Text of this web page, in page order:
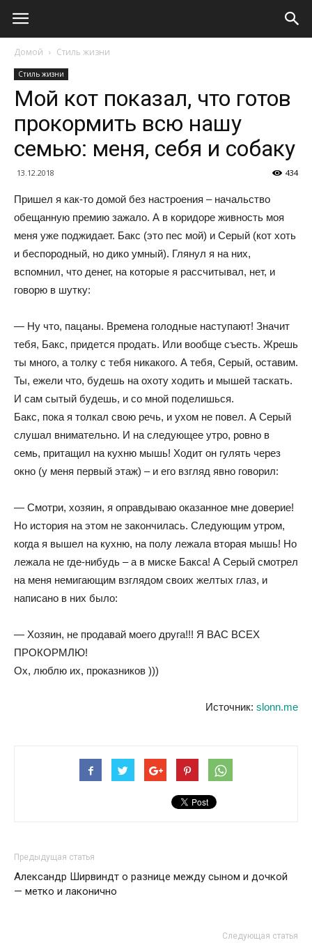
Домой Стиль жизни
Стиль жизни
Мой кот показал, что готов
прокормить всю нашу
семью: меня, себя и собаку
13.12.2018 434
Пришел я как-то домой без настроения – начальство
обещанную премию зажало. А в коридоре живность моя
меня уже поджидает. Бакс (это пес мой) и Серый (кот хоть
и беспородный, но дико умный). Глянул я на них,
вспомнил, что денег, на которые я рассчитывал, нет, и
говорю в шутку:
— Ну что, пацаны. Времена голодные наступают! Значит
тебя, Бакс, придется продать. Или вообще съесть. Жрешь
ты много, а толку с тебя никакого. А тебя, Серый, оставим.
Ты, ежели что, будешь на охоту ходить и мышей таскать.
И сам сытый будешь, и со мной поделишься.
Бакс, пока я толкал свою речь, и ухом не повел. А Серый
слушал внимательно. И на следующее утро, ровно в
семь, притащил на кухню мышь! Ходит он гулять через
окно (у меня первый этаж) – и его взгляд явно говорил:
— Смотри, хозяин, я оправдываю оказанное мне доверие!
Но история на этом не закончилась. Следующим утром,
когда я вышел на кухню, на полу лежала вторая мышь! Но
лежала не где-нибудь – а в миске Бакса! А Серый смотрел
на меня немигающим взглядом своих желтых глаз, и
написано в них было:
— Хозяин, не продавай моего друга!!! Я ВАС ВСЕХ
ПРОКОРМЛЮ!
Ох, люблю их, проказников )))
Источник: slonn.me
Предыдущая статья
Александр Ширвиндт о разнице между сыном и дочкой
— метко и лаконично
Следующая статья